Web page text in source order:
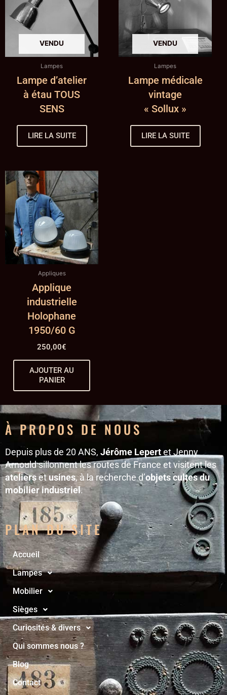
Lampes
Lampe d’atelier
à étau TOUS
SENS
LIRE LA SUITE
Lampes
Lampe médicale
vintage
« Sollux »
LIRE LA SUITE
Appliques
Applique
industrielle
Holophane
1950/60 G
250,00€
AJOUTER AU
PANIER
À PROPOS DE NOUS
Depuis plus de 20 ANS, Jérôme Lepertet Jenny
Arnould sillonnent les routes de France et visitent les
ateliersetusines, à la recherche d’objets cultes du
mobilier industriel.
PLAN DU SITE
Accueil
Lampes
Mobilier
Sièges
Curiosités & divers
Qui sommes nous ?
Blog
Contact